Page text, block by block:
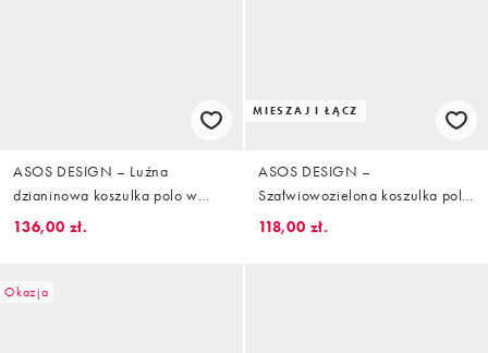
ASOS DESIGN – Luźna
dzianinowa koszulka polo w
paski w kolorze zielonym i ecru
136,00 zł.
MIESZAJ I ŁĄCZ
ASOS DESIGN –
Szałwiowozielona koszulka polo
oversize z dzianiny boucle z
118,00 zł.
Okazja